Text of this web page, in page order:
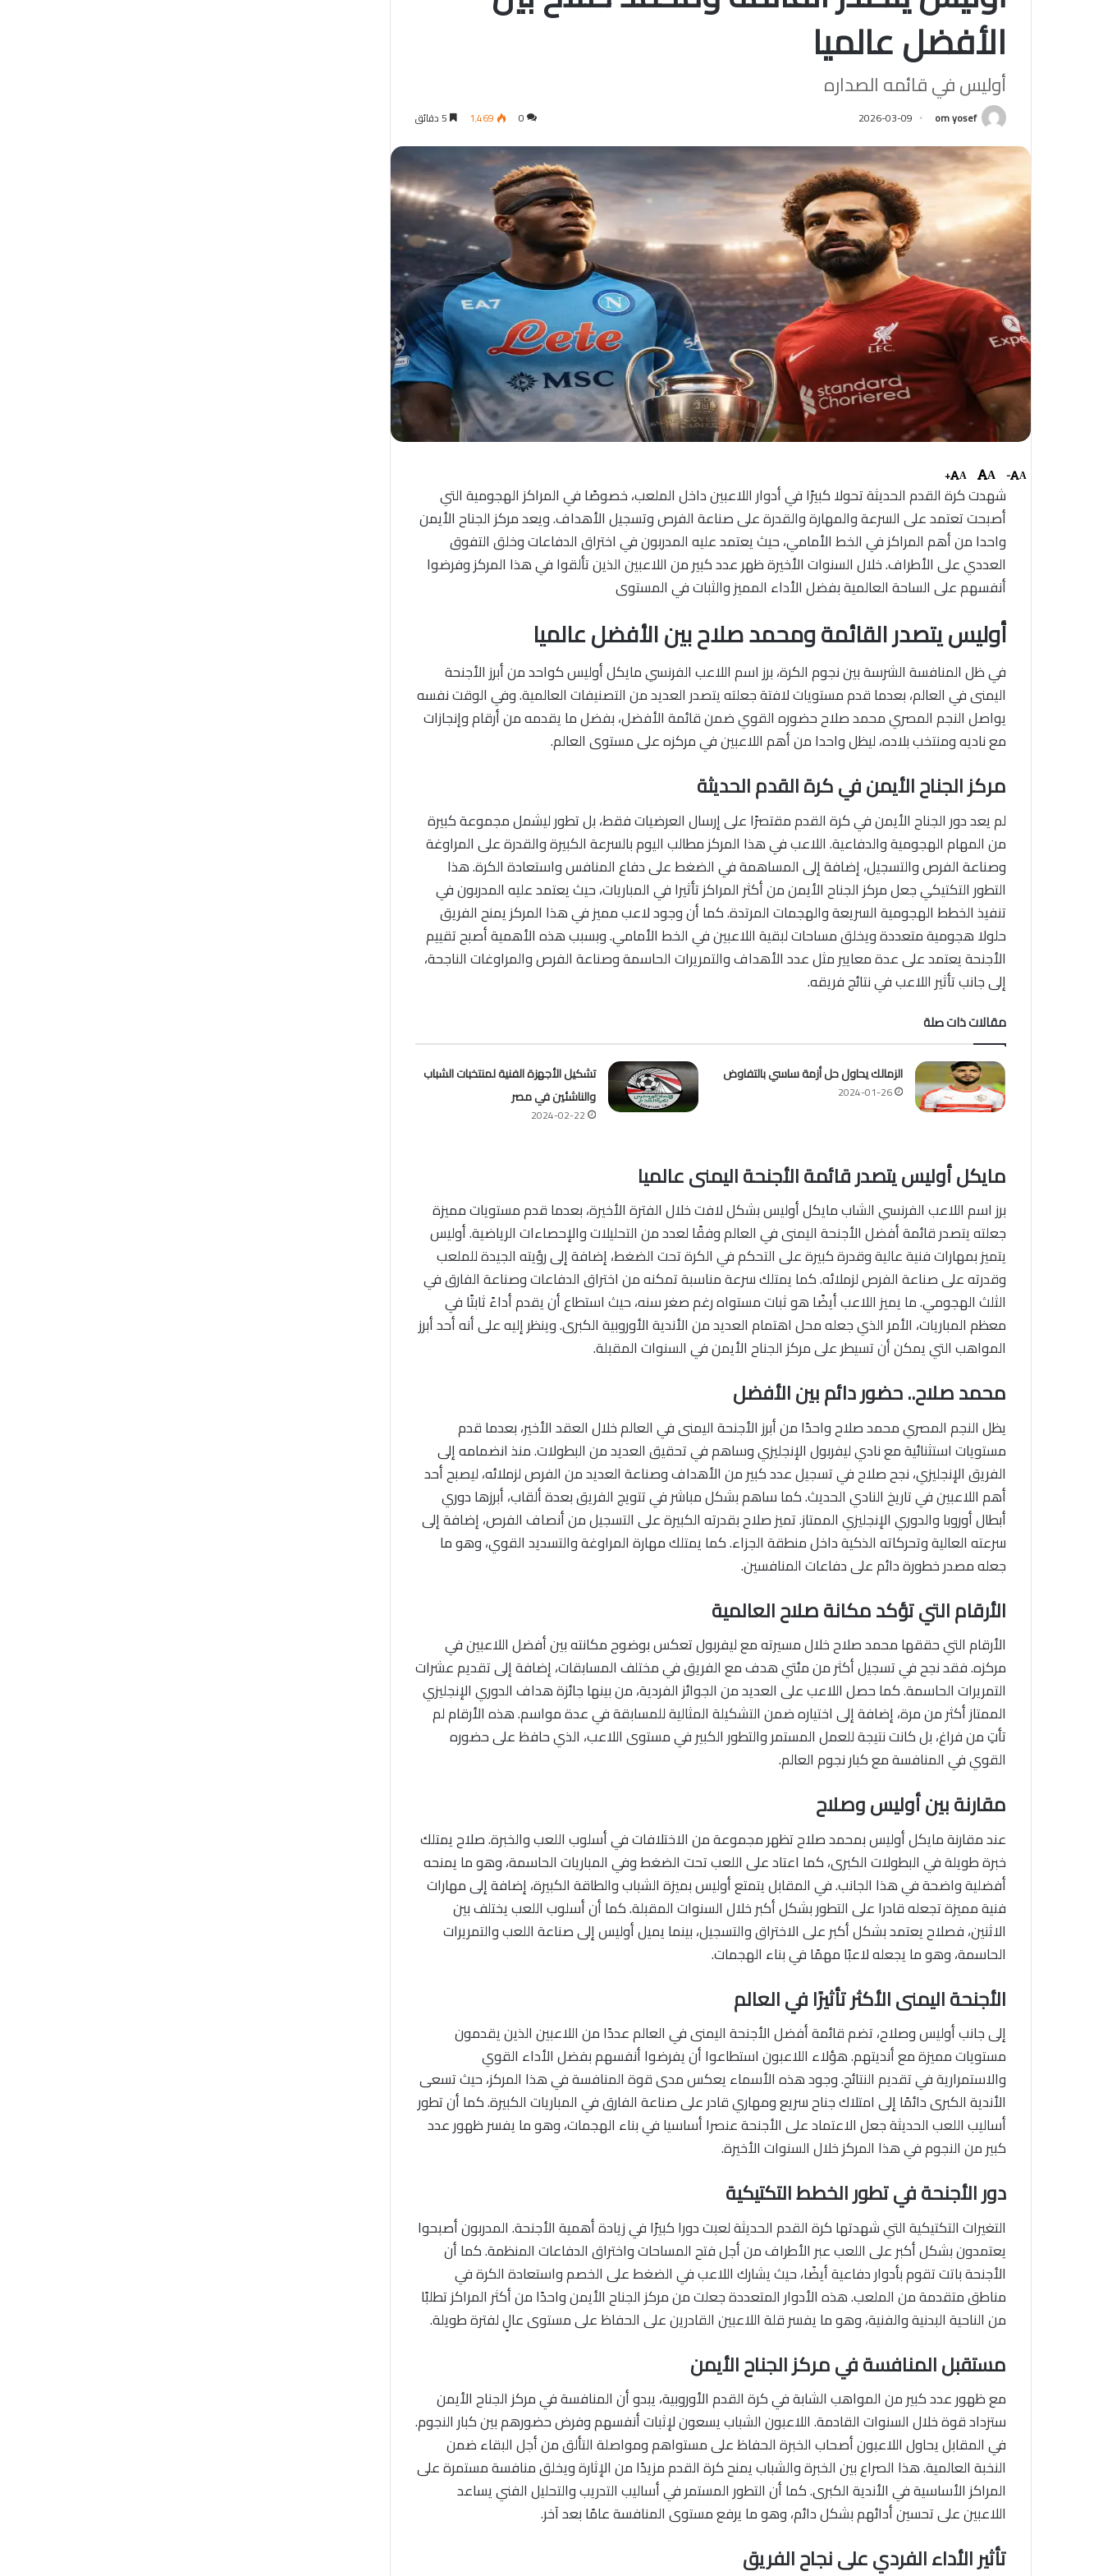
الأفضل عالميا
أوليس في قائمه الصداره
om yosef
2026-03-09
0 1٬469
A
-
A
A
+
شهدت كرة القدم الحديثة تحولا كبيرًا في أدوار اللاعبين داخل الملعب، خصوصًا في المراكز الهجومية التي
أصبحت تعتمد على السرعة والمهارة والقدرة على صناعة الفرص وتسجيل الأهداف. ويعد مركز الجناح الأيمن
واحدا من أهم المراكز في الخط الأمامي، حيث يعتمد عليه المدربون في اختراق الدفاعات وخلق التفوق
العددي على الأطراف. خلال السنوات الأخيرة ظهر عدد كبير من اللاعبين الذين تألقوا في هذا المركز وفرضوا
أنفسهم على الساحة العالمية بفضل الأداء المميز والثبات في المستوى
أوليس يتصدر القائمة ومحمد صلاح بين الأفضل عالميا
في ظل المنافسة الشرسة بين نجوم الكرة، برز اسم اللاعب الفرنسي مايكل أوليس كواحد من أبرز الأجنحة
اليمنى في العالم، بعدما قدم مستويات لافتة جعلته يتصدر العديد من التصنيفات العالمية. وفي الوقت نفسه
يواصل النجم المصري محمد صلاح حضوره القوي ضمن قائمة الأفضل، بفضل ما يقدمه من أرقام وإنجازات
مع ناديه ومنتخب بلاده، ليظل واحدا من أهم اللاعبين في مركزه على مستوى العالم.
مركز الجناح الأيمن في كرة القدم الحديثة
لم يعد دور الجناح الأيمن في كرة القدم مقتصرًا على إرسال العرضيات فقط، بل تطور ليشمل مجموعة كبيرة
من المهام الهجومية والدفاعية. اللاعب في هذا المركز مطالب اليوم بالسرعة الكبيرة والقدرة على المراوغة
وصناعة الفرص والتسجيل، إضافة إلى المساهمة في الضغط على دفاع المنافس واستعادة الكرة. هذا
التطور التكتيكي جعل مركز الجناح الأيمن من أكثر المراكز تأثيرا في المباريات، حيث يعتمد عليه المدربون في
تنفيذ الخطط الهجومية السريعة والهجمات المرتدة. كما أن وجود لاعب مميز في هذا المركز يمنح الفريق
حلولا هجومية متعددة ويخلق مساحات لبقية اللاعبين في الخط الأمامي. وبسبب هذه الأهمية أصبح تقييم
الأجنحة يعتمد على عدة معايير مثل عدد الأهداف والتمريرات الحاسمة وصناعة الفرص والمراوغات الناجحة،
إلى جانب تأثير اللاعب في نتائج فريقه.
مقالات ذات صلة
الزمالك يحاول حل أزمة ساسي بالتفاوض
2024-01-26
تشكيل الأجهزة الفنية لمنتخبات الشباب
والناشئين في مصر
2024-02-22
مايكل أوليس يتصدر قائمة الأجنحة اليمنى عالميا
برز اسم اللاعب الفرنسي الشاب مايكل أوليس بشكل لافت خلال الفترة الأخيرة، بعدما قدم مستويات مميزة
جعلته يتصدر قائمة أفضل الأجنحة اليمنى في العالم وفقًا لعدد من التحليلات والإحصاءات الرياضية. أوليس
يتميز بمهارات فنية عالية وقدرة كبيرة على التحكم في الكرة تحت الضغط، إضافة إلى رؤيته الجيدة للملعب
وقدرته على صناعة الفرص لزملائه. كما يمتلك سرعة مناسبة تمكنه من اختراق الدفاعات وصناعة الفارق في
الثلث الهجومي. ما يميز اللاعب أيضًا هو ثبات مستواه رغم صغر سنه، حيث استطاع أن يقدم أداءً ثابتًا في
معظم المباريات، الأمر الذي جعله محل اهتمام العديد من الأندية الأوروبية الكبرى. وينظر إليه على أنه أحد أبرز
المواهب التي يمكن أن تسيطر على مركز الجناح الأيمن في السنوات المقبلة.
محمد صلاح.. حضور دائم بين الأفضل
يظل النجم المصري محمد صلاح واحدًا من أبرز الأجنحة اليمنى في العالم خلال العقد الأخير، بعدما قدم
مستويات استثنائية مع نادي ليفربول الإنجليزي وساهم في تحقيق العديد من البطولات. منذ انضمامه إلى
الفريق الإنجليزي، نجح صلاح في تسجيل عدد كبير من الأهداف وصناعة العديد من الفرص لزملائه، ليصبح أحد
أهم اللاعبين في تاريخ النادي الحديث. كما ساهم بشكل مباشر في تتويج الفريق بعدة ألقاب، أبرزها دوري
أبطال أوروبا والدوري الإنجليزي الممتاز. تميز صلاح بقدرته الكبيرة على التسجيل من أنصاف الفرص، إضافة إلى
سرعته العالية وتحركاته الذكية داخل منطقة الجزاء. كما يمتلك مهارة المراوغة والتسديد القوي، وهو ما
جعله مصدر خطورة دائم على دفاعات المنافسين.
الأرقام التي تؤكد مكانة صلاح العالمية
الأرقام التي حققها محمد صلاح خلال مسيرته مع ليفربول تعكس بوضوح مكانته بين أفضل اللاعبين في
مركزه. فقد نجح في تسجيل أكثر من مئتي هدف مع الفريق في مختلف المسابقات، إضافة إلى تقديم عشرات
التمريرات الحاسمة. كما حصل اللاعب على العديد من الجوائز الفردية، من بينها جائزة هداف الدوري الإنجليزي
الممتاز أكثر من مرة، إضافة إلى اختياره ضمن التشكيلة المثالية للمسابقة في عدة مواسم. هذه الأرقام لم
تأتِ من فراغ، بل كانت نتيجة للعمل المستمر والتطور الكبير في مستوى اللاعب، الذي حافظ على حضوره
القوي في المنافسة مع كبار نجوم العالم.
مقارنة بين أوليس وصلاح
عند مقارنة مايكل أوليس بمحمد صلاح تظهر مجموعة من الاختلافات في أسلوب اللعب والخبرة. صلاح يمتلك
خبرة طويلة في البطولات الكبرى، كما اعتاد على اللعب تحت الضغط وفي المباريات الحاسمة، وهو ما يمنحه
أفضلية واضحة في هذا الجانب. في المقابل يتمتع أوليس بميزة الشباب والطاقة الكبيرة، إضافة إلى مهارات
فنية مميزة تجعله قادرا على التطور بشكل أكبر خلال السنوات المقبلة. كما أن أسلوب اللعب يختلف بين
الاثنين، فصلاح يعتمد بشكل أكبر على الاختراق والتسجيل، بينما يميل أوليس إلى صناعة اللعب والتمريرات
الحاسمة، وهو ما يجعله لاعبًا مهمًا في بناء الهجمات.
الأجنحة اليمنى الأكثر تأثيرًا في العالم
إلى جانب أوليس وصلاح، تضم قائمة أفضل الأجنحة اليمنى في العالم عددًا من اللاعبين الذين يقدمون
مستويات مميزة مع أنديتهم. هؤلاء اللاعبون استطاعوا أن يفرضوا أنفسهم بفضل الأداء القوي
والاستمرارية في تقديم النتائج. وجود هذه الأسماء يعكس مدى قوة المنافسة في هذا المركز، حيث تسعى
الأندية الكبرى دائمًا إلى امتلاك جناح سريع ومهاري قادر على صناعة الفارق في المباريات الكبيرة. كما أن تطور
أساليب اللعب الحديثة جعل الاعتماد على الأجنحة عنصرا أساسيا في بناء الهجمات، وهو ما يفسر ظهور عدد
كبير من النجوم في هذا المركز خلال السنوات الأخيرة.
دور الأجنحة في تطور الخطط التكتيكية
التغيرات التكتيكية التي شهدتها كرة القدم الحديثة لعبت دورا كبيرًا في زيادة أهمية الأجنحة. المدربون أصبحوا
يعتمدون بشكل أكبر على اللعب عبر الأطراف من أجل فتح المساحات واختراق الدفاعات المنظمة. كما أن
الأجنحة باتت تقوم بأدوار دفاعية أيضًا، حيث يشارك اللاعب في الضغط على الخصم واستعادة الكرة في
مناطق متقدمة من الملعب. هذه الأدوار المتعددة جعلت من مركز الجناح الأيمن واحدًا من أكثر المراكز تطلبًا
من الناحية البدنية والفنية، وهو ما يفسر قلة اللاعبين القادرين على الحفاظ على مستوى عالٍ لفترة طويلة.
مستقبل المنافسة في مركز الجناح الأيمن
مع ظهور عدد كبير من المواهب الشابة في كرة القدم الأوروبية، يبدو أن المنافسة في مركز الجناح الأيمن
ستزداد قوة خلال السنوات القادمة. اللاعبون الشباب يسعون لإثبات أنفسهم وفرض حضورهم بين كبار النجوم.
في المقابل يحاول اللاعبون أصحاب الخبرة الحفاظ على مستواهم ومواصلة التألق من أجل البقاء ضمن
النخبة العالمية. هذا الصراع بين الخبرة والشباب يمنح كرة القدم مزيدًا من الإثارة ويخلق منافسة مستمرة على
المراكز الأساسية في الأندية الكبرى. كما أن التطور المستمر في أساليب التدريب والتحليل الفني يساعد
اللاعبين على تحسين أدائهم بشكل دائم، وهو ما يرفع مستوى المنافسة عامًا بعد آخر.
تأثير الأداء الفردي على نجاح الفريق